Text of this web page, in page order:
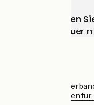
Wählen, bereiten
Ihr Radabenteuer
Der nationale
offizielle Leitfaden